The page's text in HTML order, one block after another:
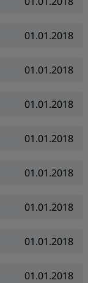
01.01.2018
01.01.2018
01.01.2018
01.01.2018
01.01.2018
01.01.2018
01.01.2018
01.01.2018